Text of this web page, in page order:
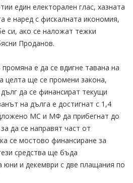
един електорален глас, хазната
е наред с фискалната икономия,
си, ако се наложат тежки
Проданов.
е да се вдигне тавана на
целта ще се промени закона,
да се финансират текущи
на дълга е достигнат с 1,4
МС и МФ да прибегнат до
да се направят част от
се мостово финансиране за
средства ще бъда
юни и декември с две плащания по